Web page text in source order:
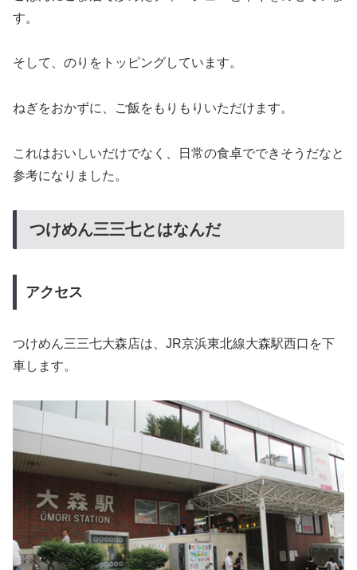
す。
そして、のりをトッピングしています。
ねぎをおかずに、ご飯をもりもりいただけます。
これはおいしいだけでなく、日常の食卓でできそうだなと
参考になりました。
つけめん三三七とはなんだ
アクセス
つけめん三三七大森店は、JR京浜東北線大森駅西口を下
車します。